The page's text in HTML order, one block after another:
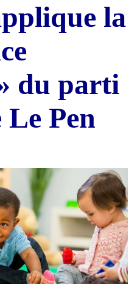
la
du parti
Pen